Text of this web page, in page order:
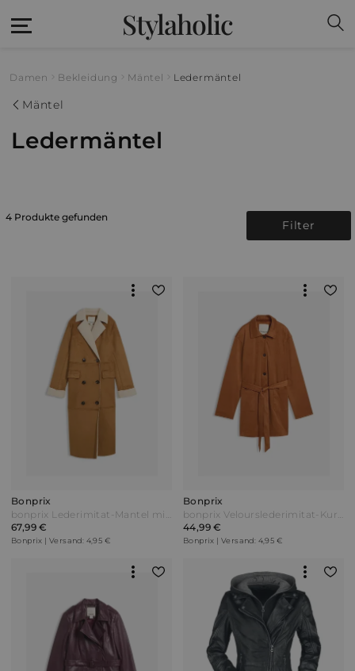
Stylaholic
Damen Bekleidung Mäntel Ledermäntel
Mäntel
Ledermäntel
4 Produkte gefunden
Filter
Bonprix
bonprix Lederimitat-Mantel mit Teddy warm gefüttert Braun
67,99 €
Bonprix | Versand: 4,95 €
Bonprix
bonprix Velourslederimitat-Kurzmantel mit Gürtel Braun
44,99 €
Bonprix | Versand: 4,95 €